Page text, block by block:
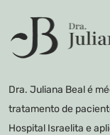
Dra. Juliana Beal é
tratamento de
Hospital Israelita e